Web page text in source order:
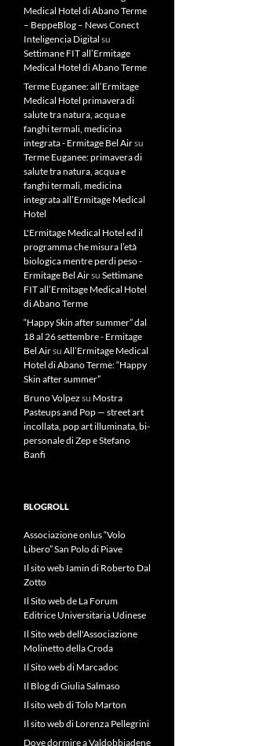
Medical Hotel di Abano Terme
– BeppeBlog – News Conect
Inteligencia Digital su
Settimane FIT all’Ermitage
Medical Hotel di Abano Terme
Terme Euganee: all’Ermitage
Medical Hotel primavera di
salute tra natura, acqua e
fanghi termali, medicina
integrata - Ermitage Bel Airsu
Terme Euganee: primavera di
salute tra natura, acqua e
fanghi termali, medicina
integrata all’Ermitage Medical
Hotel
L'Ermitage Medical Hotel ed il
programma che misura l’età
biologica mentre perdi peso -
Ermitage Bel Airsu Settimane
FIT all’Ermitage Medical Hotel
di Abano Terme
“Happy Skin after summer” dal
18 al 26 settembre - Ermitage
Bel Airsu All’Ermitage Medical
Hotel di Abano Terme: “Happy
Skin after summer”
Bruno Volpez su Mostra
Pasteups and Pop — street art
incollata, pop art illuminata, bi-
personale di Zep e Stefano
Banfi
BLOGROLL
Associazione onlus “Volo
Libero” San Polo di Piave
Il sito web Iamin di Roberto Dal
Zotto
Il Sito web de La Forum
Editrice Universitaria Udinese
Il Sito web dell'Associazione
Molinetto della Croda
Il Sito web di Marcadoc
Il Blog di Giulia Salmaso
Il sito web di Tolo Marton
Il sito web di Lorenza Pellegrini
Dove dormire a Valdobbiadene